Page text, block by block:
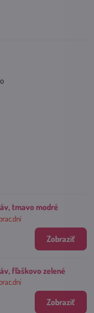
tmavo modré
Zobraziť
fľaškovo zelené
Zobraziť